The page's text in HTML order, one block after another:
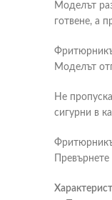
Моделът
готвене, а
Моделът
Не
сигурни в